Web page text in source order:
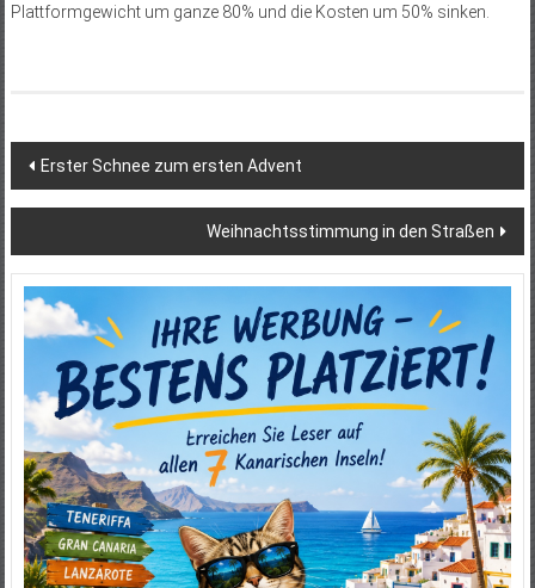
Plattformgewicht um ganze 80% und die Kosten um 50% sinken.
Beitragsnavigation
Erster Schnee zum ersten Advent
Weihnachtsstimmung in den Straßen